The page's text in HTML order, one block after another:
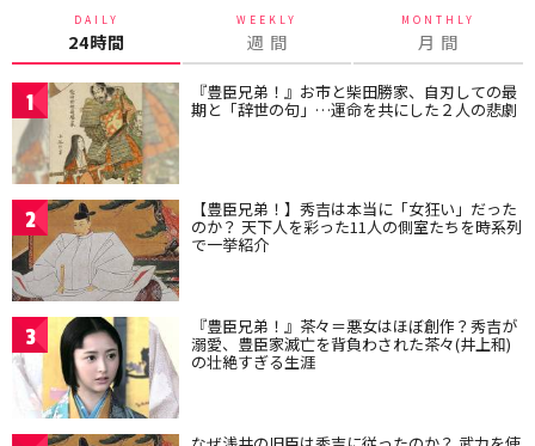
DAILY
24時間
WEEKLY
週 間
MONTHLY
月 間
1 『豊臣兄弟！』お市と柴田勝家、自刃しての最
期と「辞世の句」…運命を共にした２人の悲劇
2 【豊臣兄弟！】秀吉は本当に「女狂い」だった
のか？ 天下人を彩った11人の側室たちを時系列
で一挙紹介
3 『豊臣兄弟！』茶々＝悪女はほぼ創作？秀吉が
溺愛、豊臣家滅亡を背負わされた茶々(井上和)
の壮絶すぎる生涯